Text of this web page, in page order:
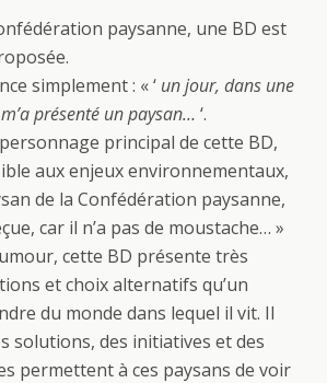
paysanne, une BD est
simplement : « ‘ un jour, dans une
présenté un paysan… ‘.
principal de cette BD,
aux enjeux environnementaux,
de la Confédération paysanne,
car il n’a pas de moustache… »
cette BD présente très
et choix alternatifs qu’un
du monde dans lequel il vit. Il
solutions, des initiatives et des
permettent à ces paysans de voir